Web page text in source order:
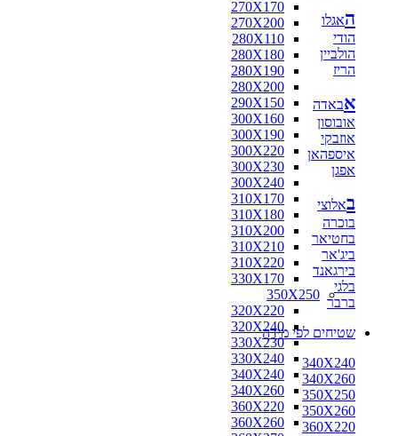
270X170
270X200
280X110
280X180
280X190
280X200
290X150
300X160
300X190
300X220
300X230
300X240
310X170
310X180
310X200
310X210
310X220
330X170
350X250
320X220
320X240
330X230
330X240
340X240
340X260
360X220
360X260
האגלו
הודי
הולביין
הריז
אבאדה
אובוסון
אוזבקי
איספהאן
אפגן
באלוצי
בוכרה
בחטיאר
ביג'אר
בירגאנד
בלגי
ברבר
שטיחים לפי מידה
340X240
340X260
350X250
350X260
360X220